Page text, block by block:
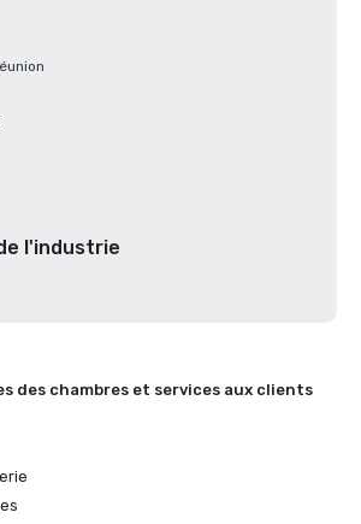
l'industrie
des chambres et services aux clients